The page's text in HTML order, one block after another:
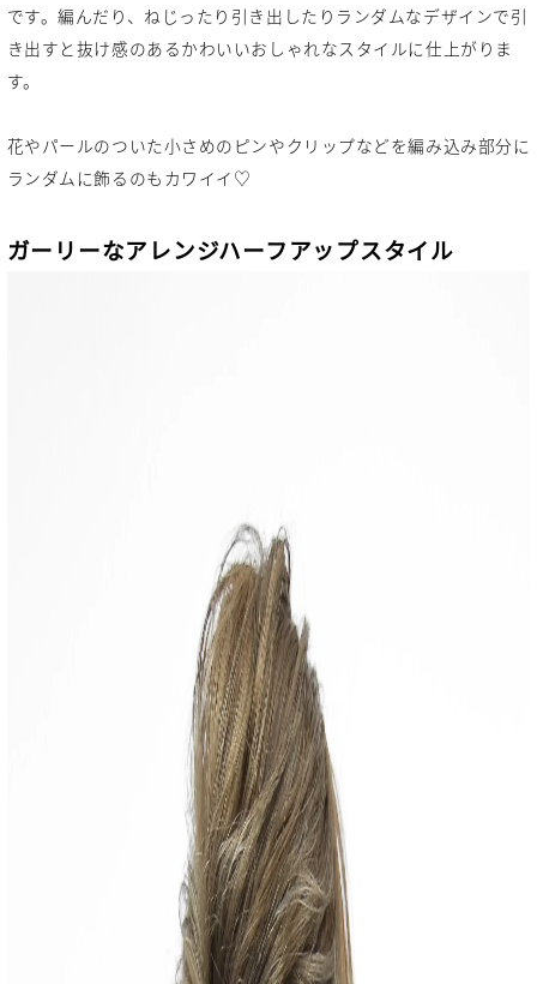
です。編んだり、ねじったり引き出したりランダムなデザインで引
き出すと抜け感のあるかわいいおしゃれなスタイルに仕上がりま
す。
花やパールのついた小さめのピンやクリップなどを編み込み部分に
ランダムに飾るのもカワイイ♡
ガーリーなアレンジハーフアップスタイル